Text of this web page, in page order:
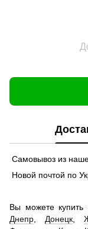
Самовывоз из
Новой почтой по
Вы можете купить
Днепр, Донецк,